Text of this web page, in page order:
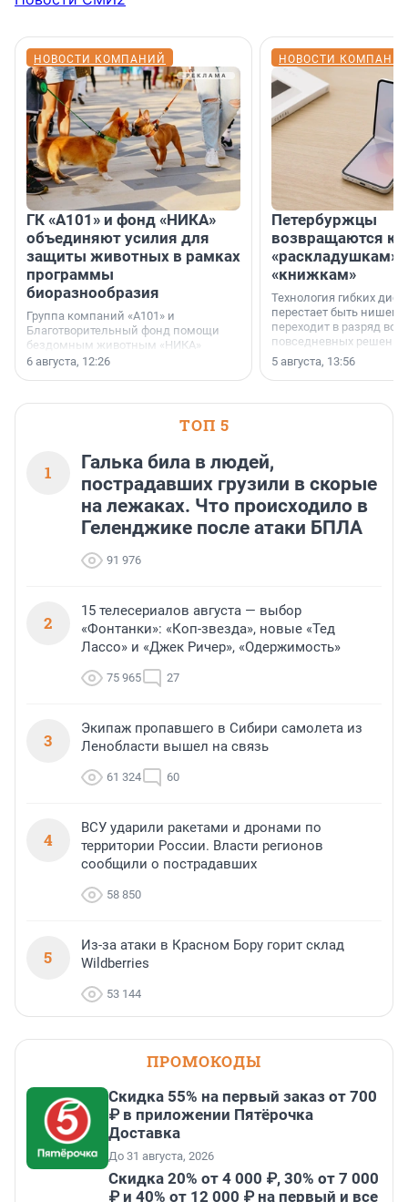
НОВОСТИ КОМПАНИЙ
ГК «А101» и фонд «НИКА»
объединяют усилия для
защиты животных в рамках
программы
биоразнообразия
Группа компаний «А101» и
Благотворительный фонд помощи
бездомным животным «НИКА»
заключили соглашение о
6 августа, 12:26
НОВОСТИ
Петербуржцы
возвращаются к
«раскладушкам»
«книжкам»
Технология гибких
перестает быть
переходит в разряд
повседневных
5 августа, 13:56
ТОП 5
1
Галька била в людей,
пострадавших грузили в скорые
на лежаках. Что происходило в
Геленджике после атаки БПЛА
91 976
2
15 телесериалов августа — выбор
«Фонтанки»: «Коп-звезда», новые «Тед
Лассо» и «Джек Ричер», «Одержимость»
75 965 27
3
Экипаж пропавшего в Сибири самолета из
Ленобласти вышел на связь
61 324 60
4
ВСУ ударили ракетами и дронами по
территории России. Власти регионов
сообщили о пострадавших
58 850
5
Из-за атаки в Красном Бору горит склад
Wildberries
53 144
ПРОМОКОДЫ
Скидка 55% на первый заказ от 700
₽ в приложении Пятёрочка
Доставка
До 31 августа, 2026
Скидка 20% от 4 000 ₽, 30% от 7 000
₽ и 40% от 12 000 ₽ на первый и все